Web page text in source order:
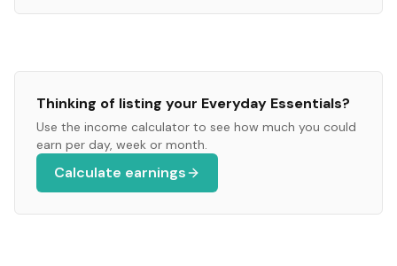
Thinking of listing your Everyday Essentials?
Use the income calculator to see how much you could
earn per day, week or month.
Calculate earnings